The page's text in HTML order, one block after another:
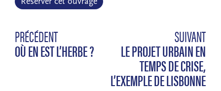
PRÉCÉDENT
OÙ EN EST L’HERBE ?
SUIVANT
LE PROJET URBAIN EN
TEMPS DE CRISE,
L’EXEMPLE DE LISBONNE